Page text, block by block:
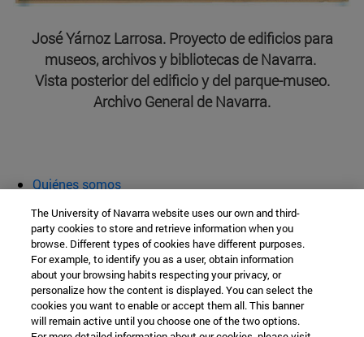
José Yárnoz Larrosa. Proyecto de edificios para
museos, archivos y bibliotecas de Navarra.
Vista posterior del edificio y del parque-museo.
Archivo General de Navarra.
Quiénes somos
Aula abierta
Cátedra de Patrimonio y Arte Navarro
Facultad de Filosofía y Letras
The University of Navarra website uses our own and third-
party cookies to store and retrieve information when you
browse. Different types of cookies have different purposes.
For example, to identify you as a user, obtain information
about your browsing habits respecting your privacy, or
personalize how the content is displayed. You can select the
cookies you want to enable or accept them all. This banner
will remain active until you choose one of the two options.